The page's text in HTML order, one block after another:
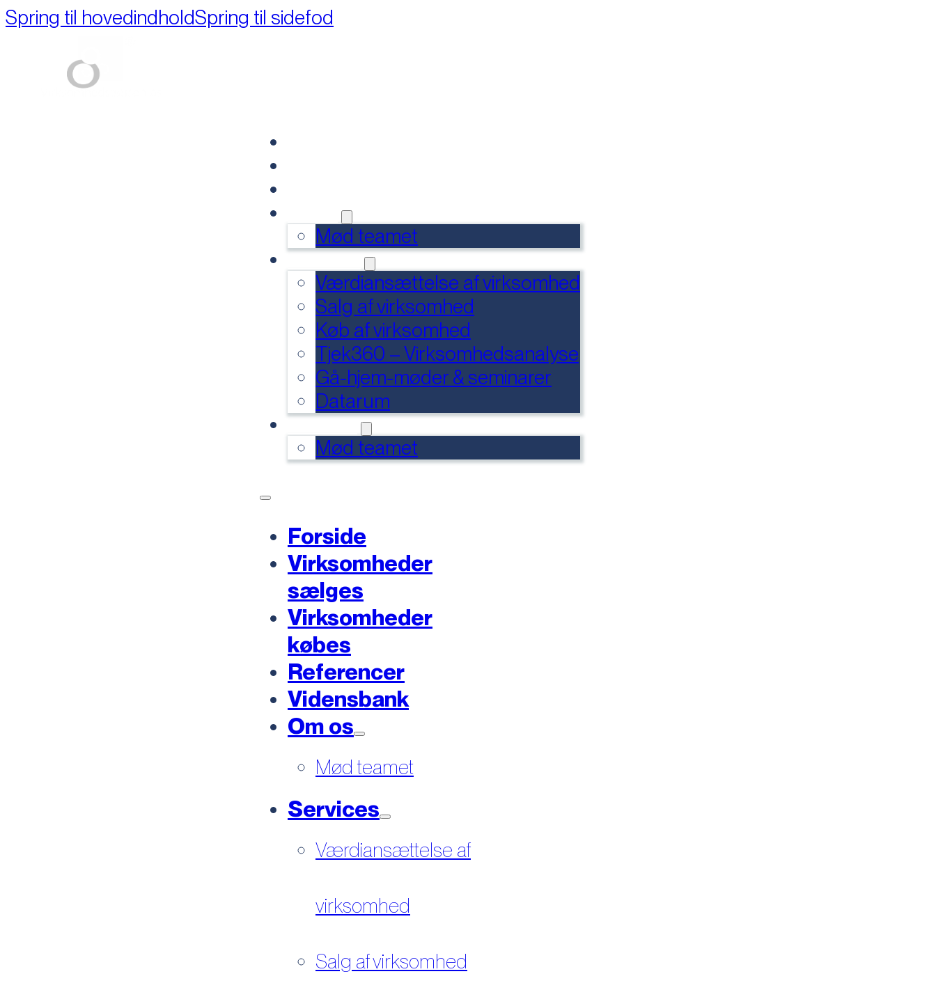
Spring til hovedindholdSpring til sidefod
Mød teamet
Værdiansættelse af virksomhed
Salg af virksomhed
Køb af virksomhed
Tjek360 – Virksomhedsanalyse
Gå-hjem-møder & seminarer
Datarum
Mød teamet
Forside
Virksomheder
sælges
Virksomheder
købes
Referencer
Vidensbank
Om os
Mød teamet
Services
Værdiansættelse af
virksomhed
Salg af virksomhed